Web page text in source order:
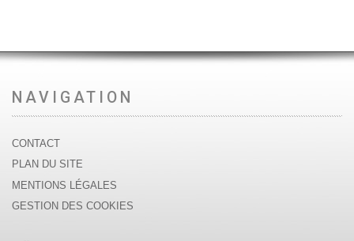
NAVIGATION
CONTACT
PLAN DU SITE
MENTIONS LÉGALES
GESTION DES COOKIES